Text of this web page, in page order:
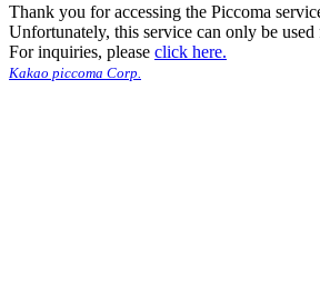
Thank you for accessing the Piccoma
Unfortunately, this service can only be used
For inquiries, please click here.
Kakao piccoma Corp.